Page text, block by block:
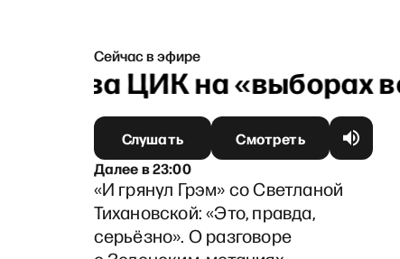
Сейчас в эфире
глава ЦИК на «выборах
Слушать
Смотреть
Далеев23:00
«И грянул Грэм» со Светланой
Тихановской: «Это, правда,
серьёзно». О разговоре